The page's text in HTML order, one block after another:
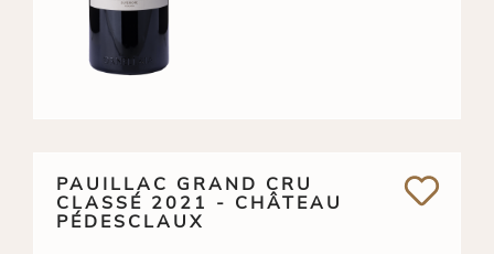
PAUILLAC GRAND CRU
CLASSÉ 2021 - CHÂTEAU
PÉDESCLAUX